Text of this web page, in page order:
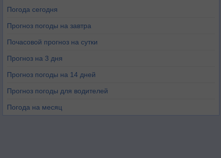
Погода сегодня
Прогноз погоды на завтра
Почасовой прогноз на сутки
Прогноз на 3 дня
Прогноз погоды на 14 дней
Прогноз погоды для водителей
Погода на месяц